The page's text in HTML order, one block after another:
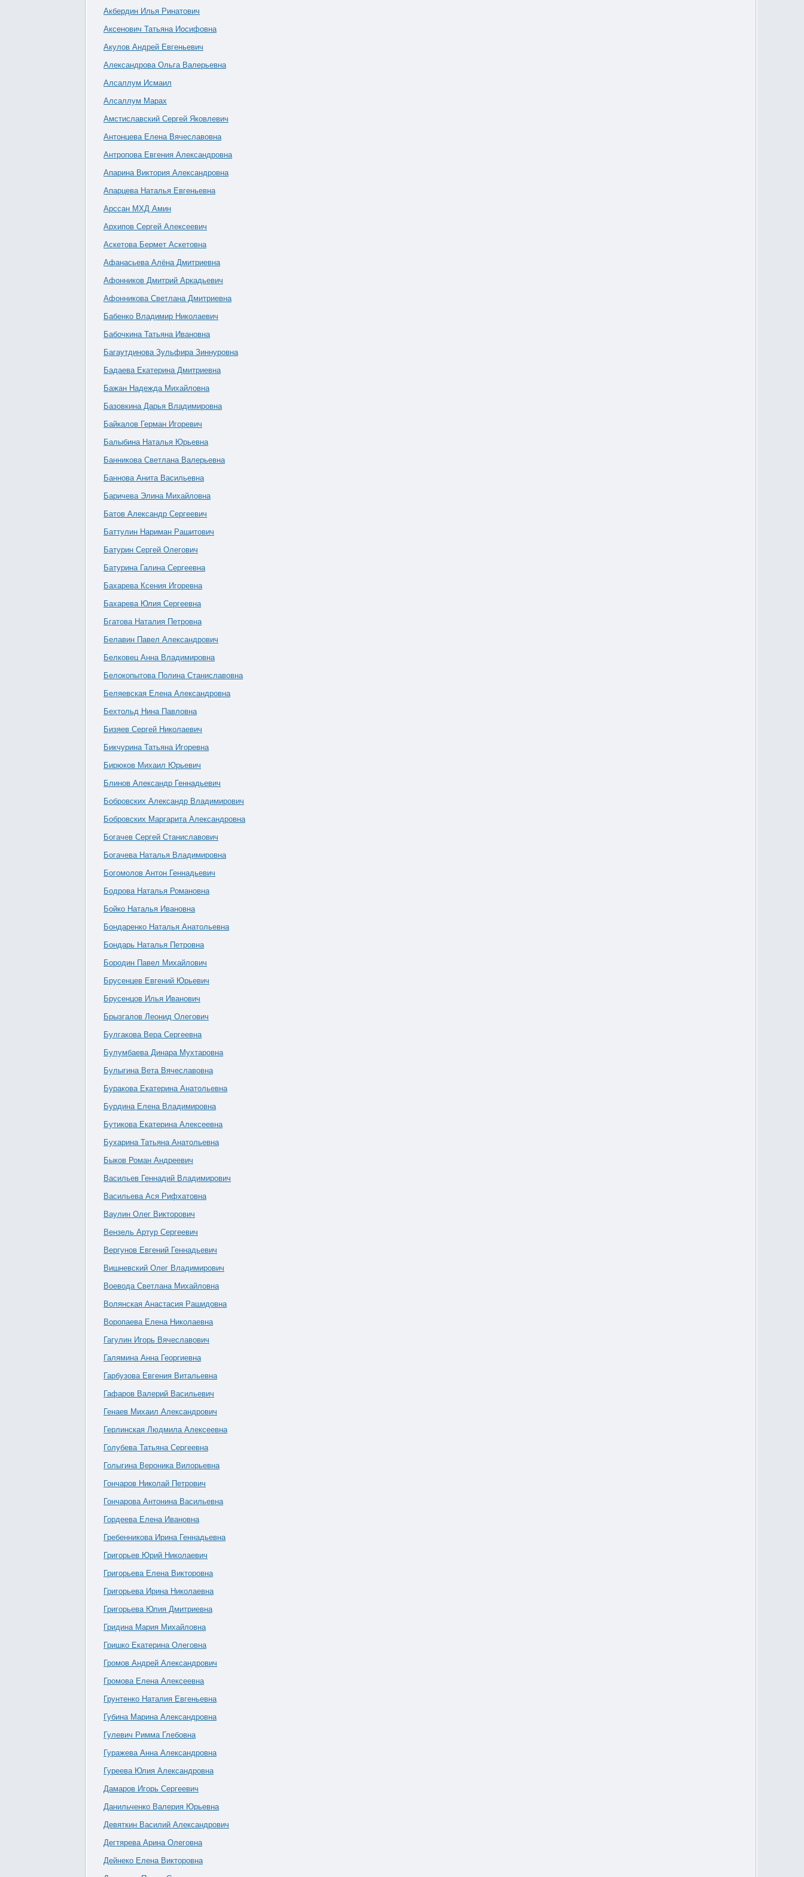
Акбердин Илья Ринатович
Аксенович Татьяна Иосифовна
Акулов Андрей Евгеньевич
Александрова Ольга Валерьевна
Алсаллум Исмаил
Алсаллум Марах
Амстиславский Сергей Яковлевич
Антонцева Елена Вячеславовна
Антропова Евгения Александровна
Апарина Виктория Александровна
Апарцева Наталья Евгеньевна
Арссан МХД Амин
Архипов Сергей Алексеевич
Аскетова Бермет Аскетовна
Афанасьева Алёна Дмитриевна
Афонников Дмитрий Аркадьевич
Афонникова Светлана Дмитриевна
Бабенко Владимир Николаевич
Бабочкина Татьяна Ивановна
Багаутдинова Зульфира Зиннуровна
Бадаева Екатерина Дмитриевна
Бажан Надежда Михайловна
Базовкина Дарья Владимировна
Байкалов Герман Игоревич
Балыбина Наталья Юрьевна
Банникова Светлана Валерьевна
Баннова Анита Васильевна
Баричева Элина Михайловна
Батов Александр Сергеевич
Баттулин Нариман Рашитович
Батурин Сергей Олегович
Батурина Галина Сергеевна
Бахарева Ксения Игоревна
Бахарева Юлия Сергеевна
Бгатова Наталия Петровна
Белавин Павел Александрович
Белковец Анна Владимировна
Белокопытова Полина Станиславовна
Беляевская Елена Александровна
Бехтольд Нина Павловна
Бизяев Сергей Николаевич
Бикчурина Татьяна Игоревна
Бирюков Михаил Юрьевич
Блинов Александр Геннадьевич
Бобровских Александр Владимирович
Бобровских Маргарита Александровна
Богачев Сергей Станиславович
Богачева Наталья Владимировна
Богомолов Антон Геннадьевич
Бодрова Наталья Романовна
Бойко Наталья Ивановна
Бондаренко Наталья Анатольевна
Бондарь Наталья Петровна
Бородин Павел Михайлович
Брусенцев Евгений Юрьевич
Брусенцов Илья Иванович
Брызгалов Леонид Олегович
Булгакова Вера Сергеевна
Булумбаева Динара Мухтаровна
Булыгина Вета Вячеславовна
Буракова Екатерина Анатольевна
Бурдина Елена Владимировна
Бутикова Екатерина Алексеевна
Бухарина Татьяна Анатольевна
Быков Роман Андреевич
Васильев Геннадий Владимирович
Васильева Ася Рифхатовна
Ваулин Олег Викторович
Вензель Артур Сергеевич
Вергунов Евгений Геннадьевич
Вишневский Олег Владимирович
Воевода Светлана Михайловна
Волянская Анастасия Рашидовна
Воропаева Елена Николаевна
Гагулин Игорь Вячеславович
Галямина Анна Георгиевна
Гарбузова Евгения Витальевна
Гафаров Валерий Васильевич
Генаев Михаил Александрович
Герлинская Людмила Алексеевна
Голубева Татьяна Сергеевна
Голыгина Вероника Вилорьевна
Гончаров Николай Петрович
Гончарова Антонина Васильевна
Гордеева Елена Ивановна
Гребенникова Ирина Геннадьевна
Григорьев Юрий Николаевич
Григорьева Елена Викторовна
Григорьева Ирина Николаевна
Григорьева Юлия Дмитриевна
Гридина Мария Михайловна
Гришко Екатерина Олеговна
Громов Андрей Александрович
Громова Елена Алексеевна
Грунтенко Наталия Евгеньевна
Губина Марина Александровна
Гулевич Римма Глебовна
Гуражева Анна Александровна
Гуреева Юлия Александровна
Дамаров Игорь Сергеевич
Данильченко Валерия Юрьевна
Девяткин Василий Александрович
Дегтярева Арина Олеговна
Дейнеко Елена Викторовна